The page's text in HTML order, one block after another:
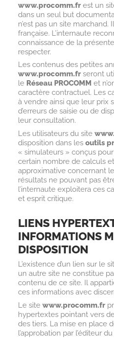
www.procomm.fr est un
dans un seul but
n’est pas un site marchand.
française. L’internaute
connaissance de la
respecter.
Les contenus des petites
www.procomm.fr seront
le Réseau PROCOMM et
caractère contractuel. Les
à vendre ainsi que leur prix
d’erreurs de saisie ou de
leur consultation.
Les utilisateurs du site
disposition dans lesoutils
« simulateurs » conçus
certain nombre de calculs
approximative concernant
résultats ne pouvant pas
l’internaute exploitera ces
et esprit critique.
LIENS
INFORMATIONS
DISPOSITION
L’existence d’un lien sur le
un autre site ne constitue
contenu de ce site. Il
ces informations avec
Le sitewww.procomm.fr
hypertextes pointant vers
des tiers. La mise en place
l’approbation par l’éditeur